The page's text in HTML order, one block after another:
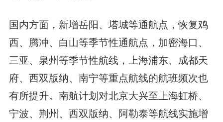
国内方面，新增岳阳、塔城等通航点，恢复鸡
西、腾冲、白山等季节性通航点，加密海口、
三亚、泉州等季节性航线，上海浦东、成都天
府、西双版纳、南宁等重点航线的航班频次也
有所提升。南航计划对北京大兴至上海虹桥、
宁波、荆州、西双版纳、阿勒泰等航线实施增